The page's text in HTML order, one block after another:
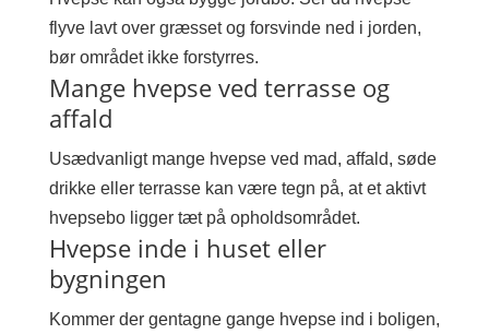
flyve lavt over græsset og forsvinde ned i jorden,
bør området ikke forstyrres.
Mange hvepse ved terrasse og
affald
Usædvanligt mange hvepse ved mad, affald, søde
drikke eller terrasse kan være tegn på, at et aktivt
hvepsebo ligger tæt på opholdsområdet.
Hvepse inde i huset eller
bygningen
Kommer der gentagne gange hvepse ind i boligen,